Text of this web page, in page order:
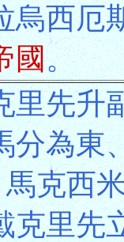
烏西厄
國。
里先升
分為東
克西
克里先